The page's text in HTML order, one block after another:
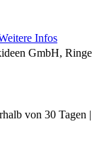
Infos
GmbH,
von 30 Tagen |